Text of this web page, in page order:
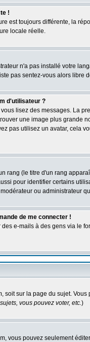
!
est toujours différente, la
locale réelle.
n'a pas installé votre
pas sentez-vous alors
d'utilisateur ?
lisez des messages.
une image plus
pas utilisez un avatar,
rang (le titre d'un rang
pour identifier certains
ou administrateur
de me connecter !
e-mails à des gens via le
soit sur la page du sujet.
vous pouvez voter, etc.)
vous pouvez seulement